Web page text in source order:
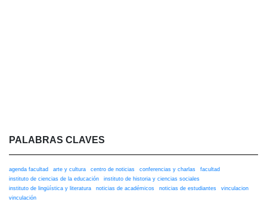
PALABRAS CLAVES
agenda facultad arte y cultura centro de noticias conferencias y charlas
facultad
instituto de ciencias de la educación
instituto de historia y ciencias sociales
instituto de lingüística y literatura
noticias de académicos noticias de estudiantes
vinculacion
vinculación